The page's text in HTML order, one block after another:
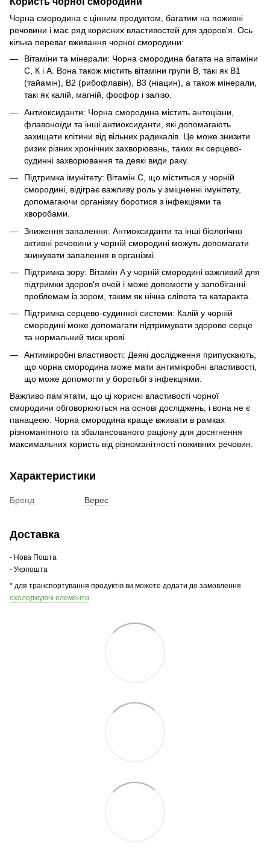
Чорна смородина є цінним продуктом, багатим на поживні
речовини і має ряд корисних властивостей для здоров'я. Ось
кілька переваг вживання чорної смородини:
Вітаміни та мінерали: Чорна смородина багата на вітаміни
С, К і A. Вона також містить вітаміни групи В, такі як B1
(тайамін), B2 (рибофлавін), B3 (ніацин), а також мінерали,
такі як калій, магній, фосфор і залізо.
Антиоксиданти: Чорна смородина містить антоціани,
флавоноїди та інші антиоксиданти, які допомагають
захищати клітини від вільних радикалів. Це може знизити
ризик різних хронічних захворювань, таких як серцево-
судинні захворювання та деякі види раку.
Підтримка імунітету: Вітамін С, що міститься у чорній
смородині, відіграє важливу роль у зміцненні імунітету,
допомагаючи організму боротися з інфекціями та
хворобами.
Зниження запалення: Антиоксиданти та інші біологічно
активні речовини у чорній смородині можуть допомагати
знижувати запалення в організмі.
Підтримка зору: Вітамін A у чорній смородині важливий для
підтримки здоров'я очей і може допомогти у запобіганні
проблемам із зором, таким як нічна сліпота та катаракта.
Підтримка серцево-судинної системи: Калій у чорній
смородині може допомагати підтримувати здорове серце
та нормальний тиск крові.
Антимікробні властивості: Деякі дослідження припускають,
що чорна смородина може мати антимікробні властивості,
що може допомогти у боротьбі з інфекціями.
Важливо пам'ятати, що ці корисні властивості чорної
смородини обговорюються на основі досліджень, і вона не є
панацеєю. Чорна смородина краще вживати в рамках
різноманітного та збалансованого раціону для досягнення
максимальних користь від різноманітності поживних речовин.
Характеристики
Бренд Верес
Доставка
- Нова Пошта
- Укрпошта
* для транспортування продуктів ви можете додати до замовлення
охолоджуючі елементи